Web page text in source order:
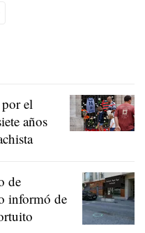
el
años
de
informó de